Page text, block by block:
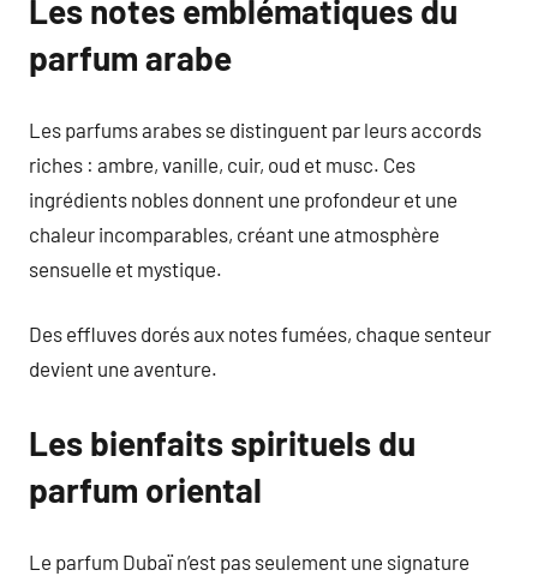
Les notes emblématiques du
parfum arabe
Les parfums arabes se distinguent par leurs accords
riches : ambre, vanille, cuir, oud et musc. Ces
ingrédients nobles donnent une profondeur et une
chaleur incomparables, créant une atmosphère
sensuelle et mystique.
Des effluves dorés aux notes fumées, chaque senteur
devient une aventure.
Les bienfaits spirituels du
parfum oriental
Le parfum Dubaï n’est pas seulement une signature